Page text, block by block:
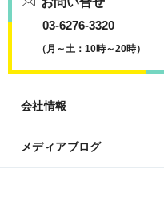
03-6276-3320
（月～土：10時～20時）
会社情報
メディアブログ